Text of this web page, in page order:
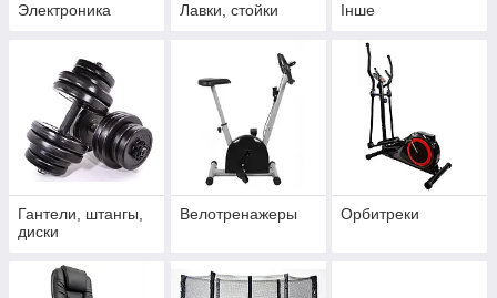
Электроника Лавки, стойки Інше
Гантели, штангы,
диски
Велотренажеры Орбитреки